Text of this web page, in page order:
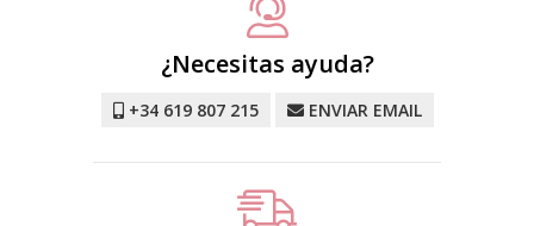
¿Necesitas ayuda?
+34 619 807 215 ENVIAR EMAIL